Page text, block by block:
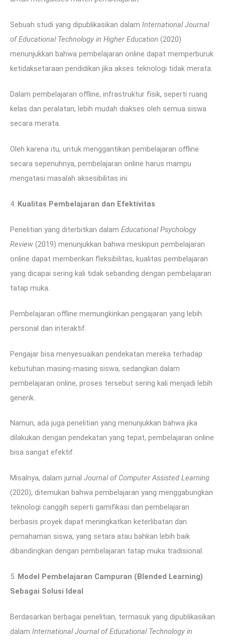
Sebuah studi yang dipublikasikan dalam International Journal
of Educational Technology in Higher Education (2020)
menunjukkan bahwa pembelajaran online dapat memperburuk
ketidaksetaraan pendidikan jika akses teknologi tidak merata.
Dalam pembelajaran offline, infrastruktur fisik, seperti ruang
kelas dan peralatan, lebih mudah diakses oleh semua siswa
secara merata.
Oleh karena itu, untuk menggantikan pembelajaran offline
secara sepenuhnya, pembelajaran online harus mampu
mengatasi masalah aksesibilitas ini.
4. Kualitas Pembelajaran dan Efektivitas
Penelitian yang diterbitkan dalam Educational Psychology
Review (2019) menunjukkan bahwa meskipun pembelajaran
online dapat memberikan fleksibilitas, kualitas pembelajaran
yang dicapai sering kali tidak sebanding dengan pembelajaran
tatap muka.
Pembelajaran offline memungkinkan pengajaran yang lebih
personal dan interaktif.
Pengajar bisa menyesuaikan pendekatan mereka terhadap
kebutuhan masing-masing siswa, sedangkan dalam
pembelajaran online, proses tersebut sering kali menjadi lebih
generik.
Namun, ada juga penelitian yang menunjukkan bahwa jika
dilakukan dengan pendekatan yang tepat, pembelajaran online
bisa sangat efektif.
Misalnya, dalam jurnal Journal of Computer Assisted Learning
(2020), ditemukan bahwa pembelajaran yang menggabungkan
teknologi canggih seperti gamifikasi dan pembelajaran
berbasis proyek dapat meningkatkan keterlibatan dan
pemahaman siswa, yang setara atau bahkan lebih baik
dibandingkan dengan pembelajaran tatap muka tradisional.
5. Model Pembelajaran Campuran (Blended Learning)
Sebagai Solusi Ideal
Berdasarkan berbagai penelitian, termasuk yang dipublikasikan
dalam International Journal of Educational Technology in